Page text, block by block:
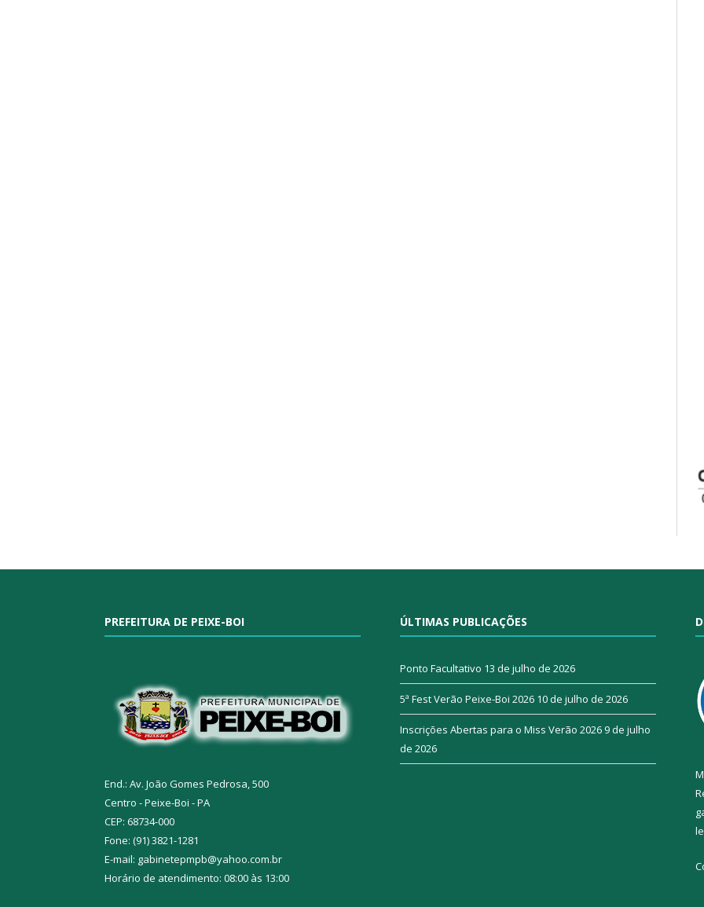
PREFEITURA DE PEIXE-BOI
End.: Av. João Gomes Pedrosa, 500
Centro - Peixe-Boi - PA
CEP: 68734-000
Fone: (91) 3821-1281
E-mail: gabinetepmpb@yahoo.com.br
Horário de atendimento: 08:00 às 13:00
ÚLTIMAS PUBLICAÇÕES
Ponto Facultativo 13 de julho de 2026
5ª Fest Verão Peixe-Boi 2026 10 de julho de 2026
Inscrições Abertas para o Miss Verão 20269 de julho
de 2026